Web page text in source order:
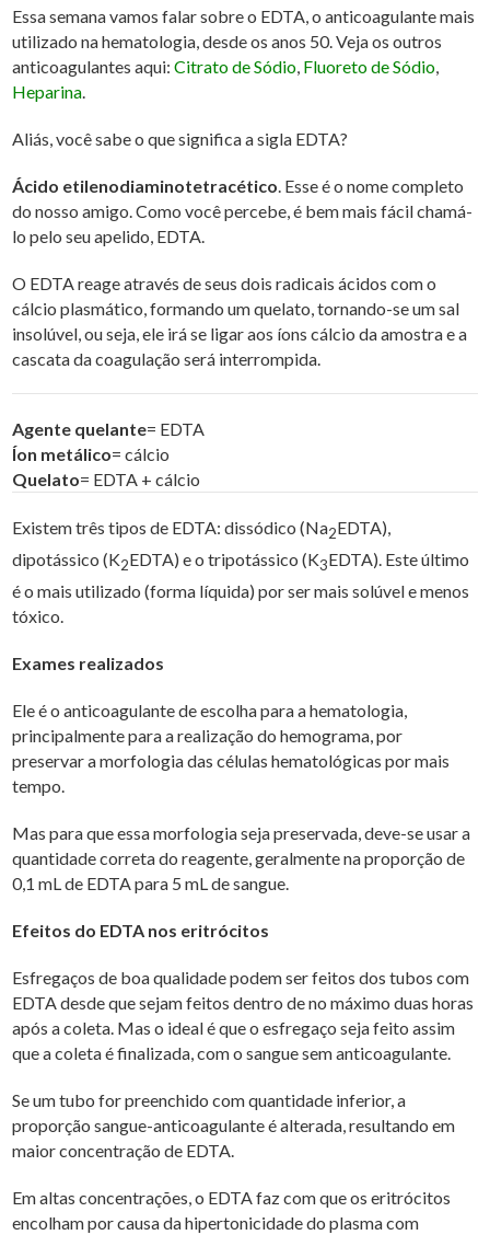
Essa semana vamos falar sobre o EDTA, o anticoagulante mais
utilizado na hematologia, desde os anos 50. Veja os outros
anticoagulantes aqui:Citrato de Sódio, Fluoreto de Sódio,
Heparina.
Aliás, você sabe o que significa a sigla EDTA?
Ácido etilenodiaminotetracético. Esse é o nome completo
do nosso amigo. Como você percebe, é bem mais fácil chamá-
lo pelo seu apelido, EDTA.
O EDTA reage através de seus dois radicais ácidos com o
cálcio plasmático, formando um quelato, tornando-se um sal
insolúvel, ou seja, ele irá se ligar aos íons cálcio da amostra e a
cascata da coagulação será interrompida.
Agente quelante= EDTA
Íon metálico= cálcio
Quelato= EDTA + cálcio
Existem três tipos de EDTA: dissódico (Na2EDTA),
dipotássico (K2EDTA) e o tripotássico (K3EDTA). Este último
é o mais utilizado (forma líquida) por ser mais solúvel e menos
tóxico.
Exames realizados
Ele é o anticoagulante de escolha para a hematologia,
principalmente para a realização do hemograma, por
preservar a morfologia das células hematológicas por mais
tempo.
Mas para que essa morfologia seja preservada, deve-se usar a
quantidade correta do reagente, geralmente na proporção de
0,1 mL de EDTA para 5 mL de sangue.
Efeitos do EDTA nos eritrócitos
Esfregaços de boa qualidade podem ser feitos dos tubos com
EDTA desde que sejam feitos dentro de no máximo duas horas
após a coleta. Mas o ideal é que o esfregaço seja feito assim
que a coleta é finalizada, com o sangue sem anticoagulante.
Se um tubo for preenchido com quantidade inferior, a
proporção sangue-anticoagulante é alterada, resultando em
maior concentração de EDTA.
Em altas concentrações, o EDTA faz com que os eritrócitos
encolham por causa da hipertonicidade do plasma com